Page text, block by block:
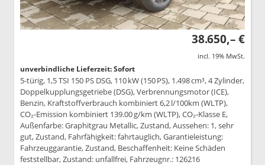
38.650,– €
incl. 19% MwSt.
unverbindliche Lieferzeit: Sofort
5-türig, 1,5 TSI 150 PS DSG, 110 kW (150 PS), 1.498 cm³, 4 Zylinder,
Doppelkupplungsgetriebe (DSG), Verbrennungsmotor (ICE),
Benzin, Kraftstoffverbrauch kombiniert 6,2 l/100km (WLTP),
CO₂-Emission kombiniert 139.00 g/km (WLTP), CO₂-Klasse E,
Außenfarbe: Graphitgrau Metallic, Zustand, Aussehen: 1, sehr
gut, Zustand, Fahrfähigkeit: fahrtauglich, Garantieleistung:
Fahrzeuggarantie, Zustand, Beschaffenheit: Keine Schäden
feststellbar, Zustand: unfallfrei, Fahrzeugnr.: 126216